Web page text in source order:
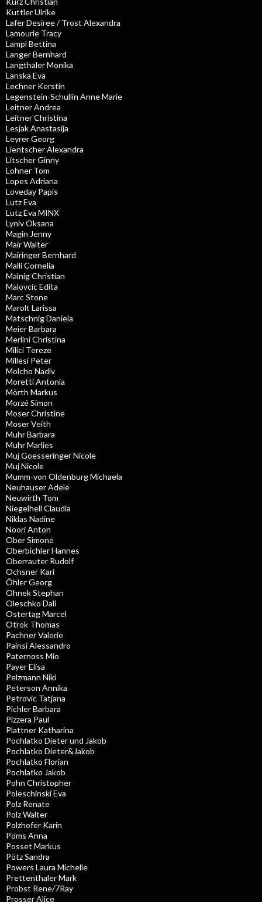
Kuttler Ulrike
Lafer Desiree / Trost Alexandra
Lamourie Tracy
Lampl Bettina
Langer Bernhard
Langthaler Monika
Lanska Eva
Lechner Kerstin
Legenstein-Schullin Anne Marie
Leitner Andrea
Leitner Christina
Lesjak Anastasija
Leyrer Georg
Lientscher Alexandra
Litscher Ginny
Lohner Tom
Lopes Adriana
Loveday Papis
Lutz Eva
Lutz Eva MINX
Lyniv Oksana
Magin Jenny
Mair Walter
Mairinger Bernhard
Malli Cornelia
Malnig Christian
Malovcic Edita
Marc Stone
Marolt Larissa
Matschnig Daniela
Meier Barbara
Merlini Christina
Milici Tereze
Millesi Peter
Molcho Nadiv
Moretti Antonia
Mörth Markus
Morzé Simon
Moser Christine
Moser Veith
Muhr Barbara
Muhr Marlies
Muj Goesseringer Nicole
Muj Nicole
Mumm-von Oldenburg Michaela
Neuhauser Adele
Neuwirth Tom
Niegelhell Claudia
Niklas Nadine
Noori Anton
Ober Simone
Oberbichler Hannes
Oberrauter Rudolf
Ochsner Kari
Öhler Georg
Ohnek Stephan
Oleschko Dali
Ostertag Marcel
Otrok Thomas
Pachner Valerie
Painsi Alessandro
Paternoss Mio
Payer Elisa
Pelzmann Niki
Peterson Annika
Petrovic Tatjana
Pichler Barbara
Pizzera Paul
Plattner Katharina
Pochlatko Dieter und Jakob
Pochlatko Dieter&Jakob
Pochlatko Florian
Pochlatko Jakob
Pohn Christopher
Poleschinski Eva
Polz Renate
Polz Walter
Polzhofer Karin
Poms Anna
Posset Markus
Pötz Sandra
Powers Laura Michelle
Prettenthaler Mark
Probst Rene/7Ray
Prosser Alice